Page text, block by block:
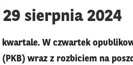
sierpnia 2024
kwartale. W czwartek
wraz z rozbiciem na